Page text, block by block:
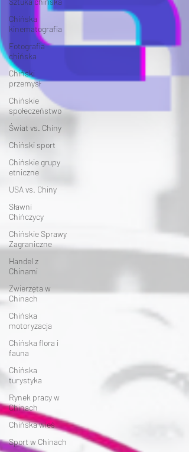
Chińska
kinematografia
Fotografia
chińska
Chiński
przemysł
Chińskie
społeczeństwo
Świat vs. Chiny
Chiński sport
Chińskie grupy
etniczne
USA vs. Chiny
Sławni
Chińczycy
Chińskie Sprawy
Zagraniczne
Handel z
Chinami
Zwierzęta w
Chinach
Chińska
motoryzacja
Chińska flora i
fauna
Chińska
turystyka
Rynek pracy w
Chinach
Chińska wieś
Sport w Chinach